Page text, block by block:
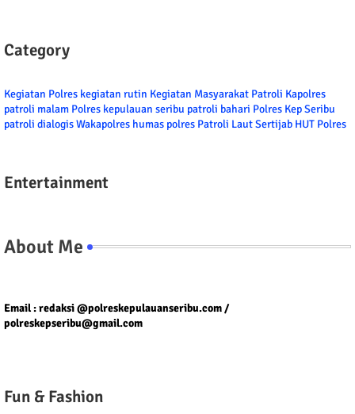
Category
Kegiatan Polres kegiatan rutin Kegiatan Masyarakat Patroli Kapolres
patroli malam Polres kepulauan seribu patroli bahari Polres Kep Seribu
patroli dialogisWakapolres humas polres Patroli LautSertijab HUT Polres
Entertainment
About Me
Email : redaksi @polreskepulauanseribu.com /
polreskepseribu@gmail.com
Fun & Fashion